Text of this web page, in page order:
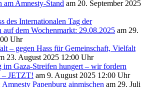
am Amnesty-Stand am 20. September 2025
des Internationalen Tag der
auf dem Wochenmarkt: 29.08.2025 am 29.
Uhr
– gegen Hass für Gemeinschaft, Vielfalt
23. August 2025 12:00 Uhr
Gaza-Streifen hungert – wir fordern
– JETZT! am 9. August 2025 12:00 Uhr
Papenburg ainmischen am 29. Juli